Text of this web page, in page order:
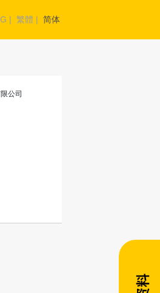
| 繁體 | 简体